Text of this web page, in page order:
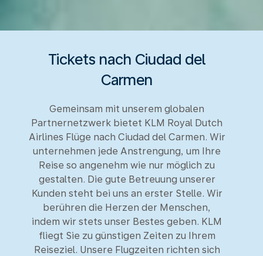
Tickets nach Ciudad del
Carmen
Gemeinsam mit unserem globalen
Partnernetzwerk bietet KLM Royal Dutch
Airlines Flüge nach Ciudad del Carmen. Wir
unternehmen jede Anstrengung, um Ihre
Reise so angenehm wie nur möglich zu
gestalten. Die gute Betreuung unserer
Kunden steht bei uns an erster Stelle. Wir
berühren die Herzen der Menschen,
indem wir stets unser Bestes geben. KLM
fliegt Sie zu günstigen Zeiten zu Ihrem
Reiseziel. Unsere Flugzeiten richten sich